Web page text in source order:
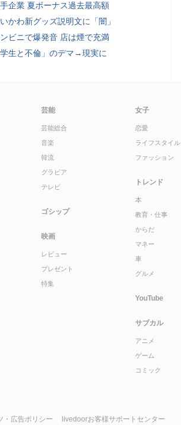
企業 夏ボーナス過去最高額
かわ新グッズ説明文に「闇」
ビニで爆発音 店は煙で充満
学生と不倫」のデマ→現実に
芸能
芸能総合
音楽
韓流
グラビア
テレビ
ゴシップ
映画
レビュー
プレゼント
特集
女子
恋愛
ライフスタイル
ファッション
トレンド
本
教育・仕事
からだ
マネー
車
グルメ
YouTube
サブカル
アニメ
ゲーム
コミック
・広告ポリシー livedoorお客様サポートセンター